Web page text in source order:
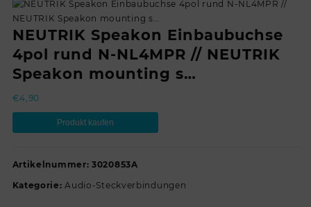
NEUTRIK Speakon Einbaubuchse
4pol rund N-NL4MPR // NEUTRIK
Speakon mounting s…
€4,90
Produkt kaufen
Artikelnummer: 3020853A
Kategorie:Audio-Steckverbindungen